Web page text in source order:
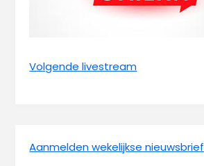
Volgende livestream
Aanmelden wekelijkse nieuwsbrief